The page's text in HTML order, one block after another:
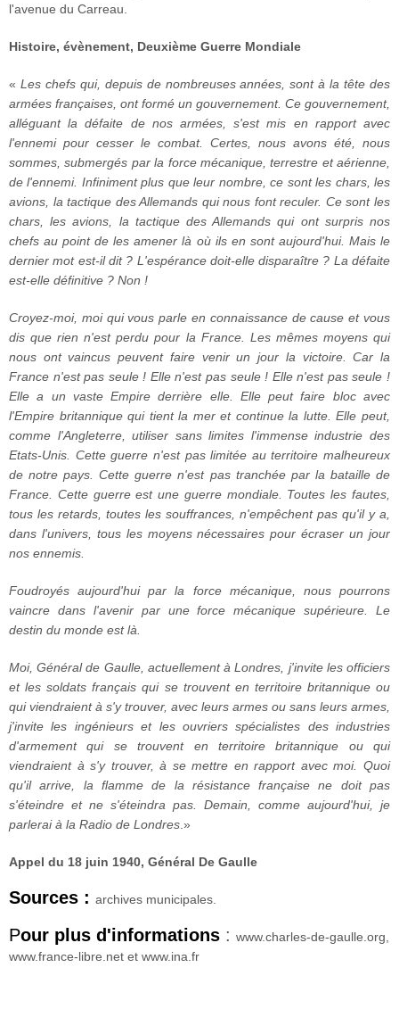
l'avenue du Carreau.
Histoire, évènement, Deuxième Guerre Mondiale
« Les chefs qui, depuis de nombreuses années, sont à la tête des
armées françaises, ont formé un gouvernement. Ce gouvernement,
alléguant la défaite de nos armées, s'est mis en rapport avec
l'ennemi pour cesser le combat. Certes, nous avons été, nous
sommes, submergés par la force mécanique, terrestre et aérienne,
de l'ennemi. Infiniment plus que leur nombre, ce sont les chars, les
avions, la tactique des Allemands qui nous font reculer. Ce sont les
chars, les avions, la tactique des Allemands qui ont surpris nos
chefs au point de les amener là où ils en sont aujourd'hui. Mais le
dernier mot est-il dit ? L'espérance doit-elle disparaître ? La défaite
est-elle définitive ? Non !
Croyez-moi, moi qui vous parle en connaissance de cause et vous
dis que rien n'est perdu pour la France. Les mêmes moyens qui
nous ont vaincus peuvent faire venir un jour la victoire. Car la
France n'est pas seule ! Elle n'est pas seule ! Elle n'est pas seule !
Elle a un vaste Empire derrière elle. Elle peut faire bloc avec
l'Empire britannique qui tient la mer et continue la lutte. Elle peut,
comme l'Angleterre, utiliser sans limites l'immense industrie des
Etats-Unis. Cette guerre n'est pas limitée au territoire malheureux
de notre pays. Cette guerre n'est pas tranchée par la bataille de
France. Cette guerre est une guerre mondiale. Toutes les fautes,
tous les retards, toutes les souffrances, n'empêchent pas qu'il y a,
dans l'univers, tous les moyens nécessaires pour écraser un jour
nos ennemis.
Foudroyés aujourd'hui par la force mécanique, nous pourrons
vaincre dans l'avenir par une force mécanique supérieure. Le
destin du monde est là.
Moi, Général de Gaulle, actuellement à Londres, j'invite les officiers
et les soldats français qui se trouvent en territoire britannique ou
qui viendraient à s'y trouver, avec leurs armes ou sans leurs armes,
j'invite les ingénieurs et les ouvriers spécialistes des industries
d'armement qui se trouvent en territoire britannique ou qui
viendraient à s'y trouver, à se mettre en rapport avec moi. Quoi
qu'il arrive, la flamme de la résistance française ne doit pas
s'éteindre et ne s'éteindra pas. Demain, comme aujourd'hui, je
parlerai à la Radio de Londres .»
Appel du 18 juin 1940, Général De Gaulle
Sources : archives municipales.
Pour plus d'informations : www.charles-de-gaulle.org,
www.france-libre.net et www.ina.fr